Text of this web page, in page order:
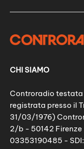
CHI SIAMO
Controradio
registrata presso il
31/03/1976)
2/b - 50142 Firenze
03353190485 - SDI: